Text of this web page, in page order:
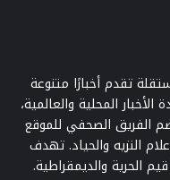
تقدم أخبارًا متنوعة
المحلية والعالمية،
الفريق الصحفي للموقع
النزيه والحياد. تهدف
الحرية والديمقراطية.